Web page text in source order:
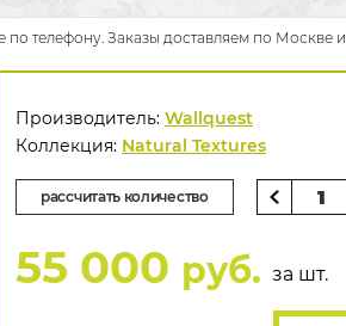
Под кирпич
Однотонные
Цветы
Дамаск
Все рисунки
телефону. Заказы доставляем по Москве
Производитель: Wallquest
Коллекция: Natural Textures
рассчитать количество
55 000 руб. за шт.